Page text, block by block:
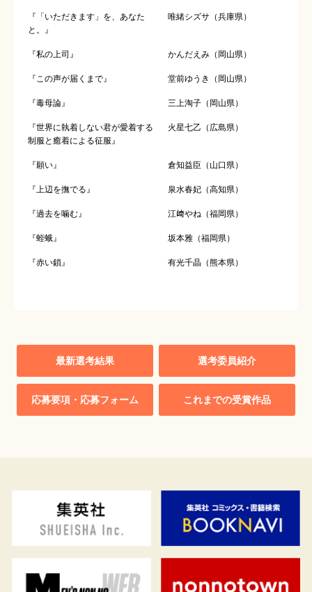
『「いただきます」を、あなた
と。』
唯緒シズサ（兵庫県）
『私の上司』 かんだえみ（岡山県）
『この声が届くまで』 堂前ゆうき（岡山県）
『毒母論』 三上淘子（岡山県）
『世界に執着しない君が愛着する
制服と癒着による征服』
火星七乙（広島県）
『願い』 倉知益臣（山口県）
『上辺を撫でる』 泉水春妃（高知県）
『過去を噛む』 江﨑やね（福岡県）
『蛭蛾』 坂本雅（福岡県）
『赤い鎖』 有光千晶（熊本県）
最新選考結果 選考委員紹介
応募要項・応募フォーム これまでの受賞作品